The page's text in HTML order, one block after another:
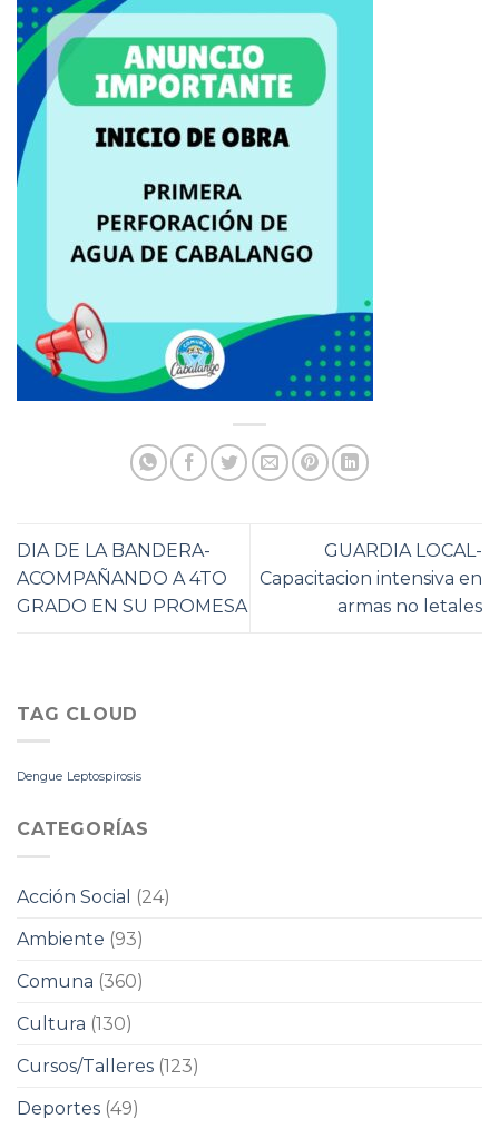
DIA DE LA BANDERA-
ACOMPAÑANDO A 4TO
GRADO EN SU PROMESA
GUARDIA LOCAL-
Capacitacion intensiva en
armas no letales
TAG CLOUD
Dengue Leptospirosis
CATEGORÍAS
Acción Social
(24)
Ambiente (93)
Comuna (360)
Cultura (130)
Cursos/Talleres (123)
Deportes (49)